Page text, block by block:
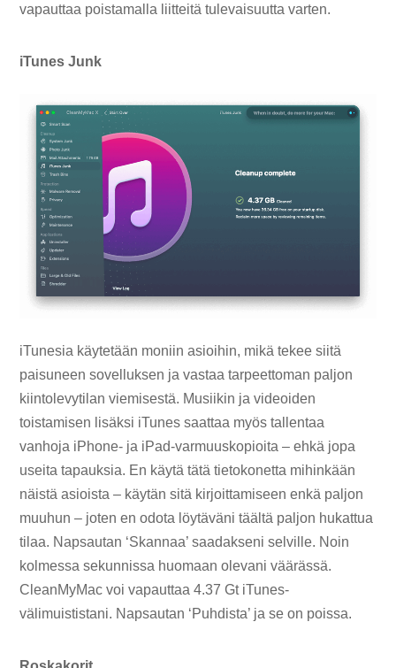
vapauttaa poistamalla liitteitä tulevaisuutta varten.
iTunes Junk
iTunesia käytetään moniin asioihin, mikä tekee siitä
paisuneen sovelluksen ja vastaa tarpeettoman paljon
kiintolevytilan viemisestä. Musiikin ja videoiden
toistamisen lisäksi iTunes saattaa myös tallentaa
vanhoja iPhone- ja iPad-varmuuskopioita – ehkä jopa
useita tapauksia. En käytä tätä tietokonetta mihinkään
näistä asioista – käytän sitä kirjoittamiseen enkä paljon
muuhun – joten en odota löytäväni täältä paljon hukattua
tilaa. Napsautan ‘Skannaa’ saadakseni selville. Noin
kolmessa sekunnissa huomaan olevani väärässä.
CleanMyMac voi vapauttaa 4.37 Gt iTunes-
välimuististani. Napsautan ‘Puhdista’ ja se on poissa.